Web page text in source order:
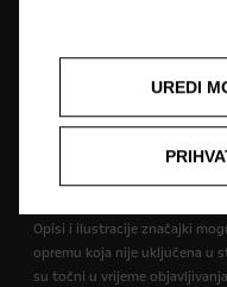
Cjenik je informativan.
tečaju EUR-a kod Centralne
međuvremenu. Podaci su
nikakvu odgovornost.
Opisi i ilustracije značajki
opremu koja nije uključena u
su točni u vrijeme
UREDI